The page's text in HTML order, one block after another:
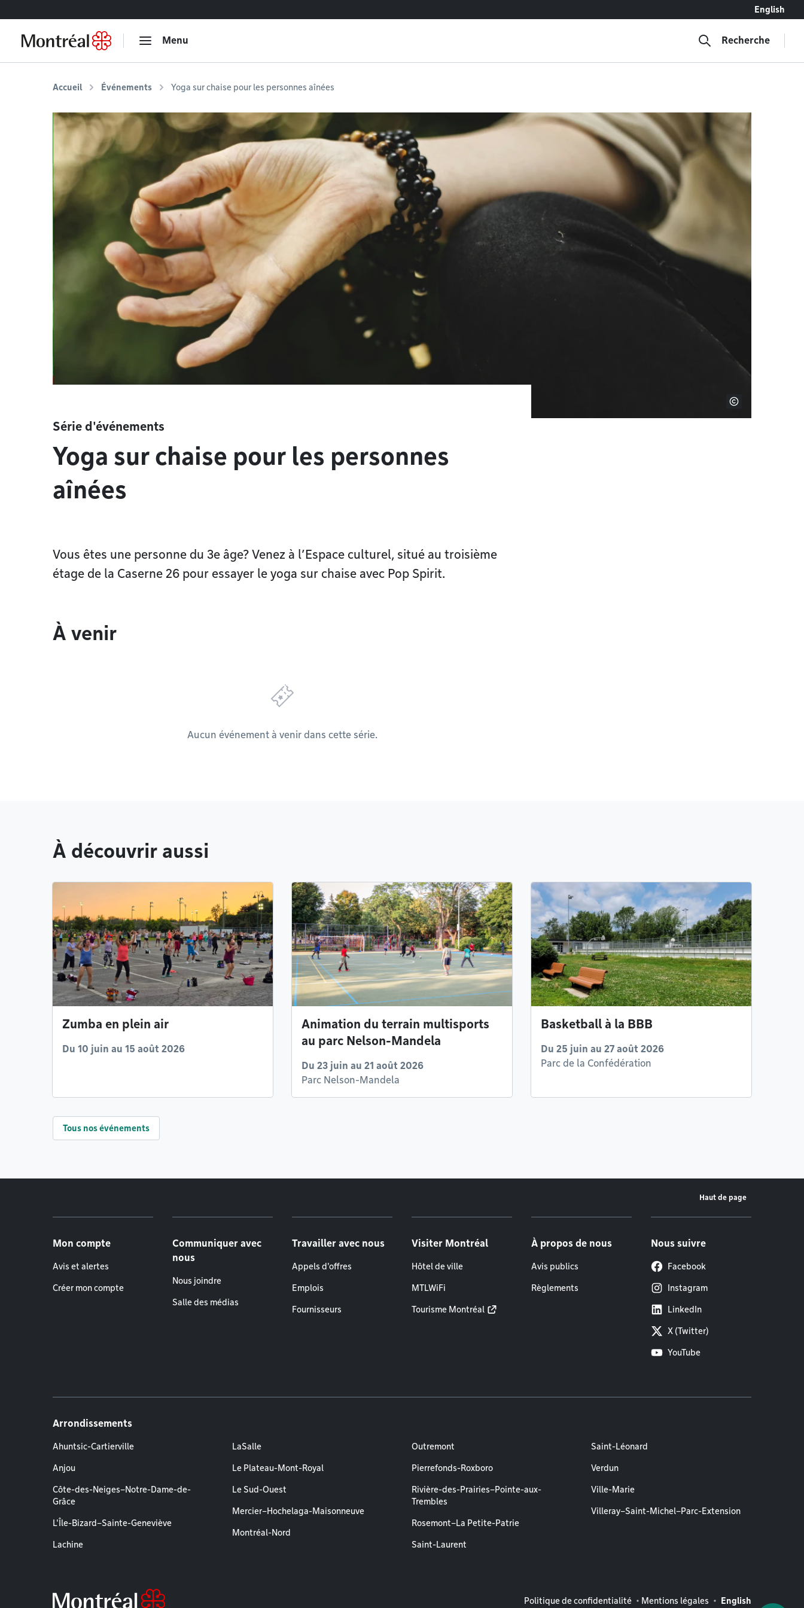
English
Menu Recherche
Accueil Événements Yoga sur chaise pour les personnes aînées
Série d'événements
Yoga sur chaise pour les personnes
aînées
Vous êtes une personne du 3e âge? Venez à l’Espace culturel, situé au troisième
étage de la Caserne 26 pour essayer le yoga sur chaise avec Pop Spirit.
À venir
Aucun événement à venir dans cette série.
À découvrir aussi
Zumba en plein air
Du 10 juin au 15 août 2026
Animation du terrain multisports
au parc Nelson-Mandela
Du 23 juin au 21 août 2026
Parc Nelson-Mandela
Basketball à la BBB
Du 25 juin au 27 août 2026
Parc de la Confédération
Tous nos événements
Haut de page
Mon compte
Avis et alertes
Créer mon compte
Communiquer avec
nous
Nous joindre
Salle des médias
Travailler avec nous
Appels d'offres
Emplois
Fournisseurs
Visiter Montréal
Hôtel de ville
MTLWiFi
Tourisme Montréal
À propos de nous
Avis publics
Règlements
Nous suivre
Facebook
Instagram
LinkedIn
X (Twitter)
YouTube
Arrondissements
Ahuntsic-Cartierville
Anjou
Côte-des-Neiges–Notre-Dame-de-
Grâce
L'Île-Bizard–Sainte-Geneviève
Lachine
LaSalle
Le Plateau-Mont-Royal
Le Sud-Ouest
Mercier–Hochelaga-Maisonneuve
Montréal-Nord
Outremont
Pierrefonds-Roxboro
Rivière-des-Prairies–Pointe-aux-
Trembles
Rosemont–La Petite-Patrie
Saint-Laurent
Saint-Léonard
Verdun
Ville-Marie
Villeray–Saint-Michel–Parc-Extension
Mentions légales
Politique de confidentialité Mentions légales English